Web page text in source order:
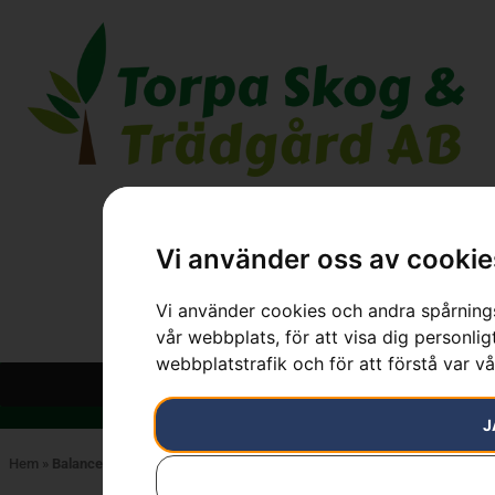
Vi använder oss av
Vi använder cookies och andra
vår webbplats, för att visa dig
webbplatstrafik och för att förstå var
Hem » Balance X